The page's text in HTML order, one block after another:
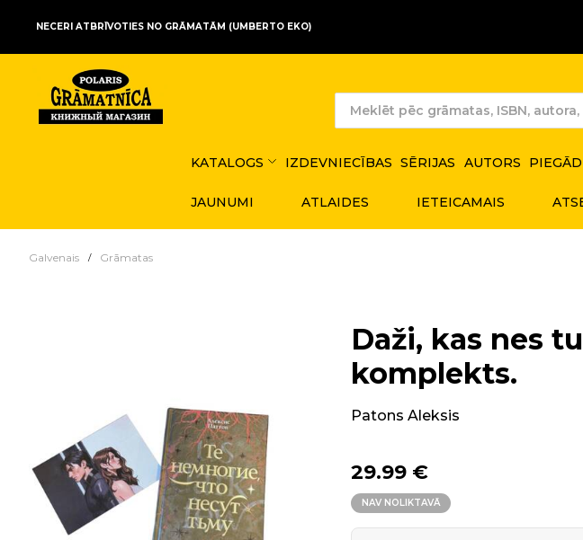
NECERI ATBRĪVOTIES NO GRĀMATĀM (UMBERTO EKO)
KATALOGS IZDEVNIECĪBAS SĒRIJAS AUTORS
JAUNUMI ATLAIDES IETEICAMAIS
Galvenais Grāmatas
Daži, kas nes
komplekts.
Patons Aleksis
29.99 €
NAV NOLIKTAVĀ